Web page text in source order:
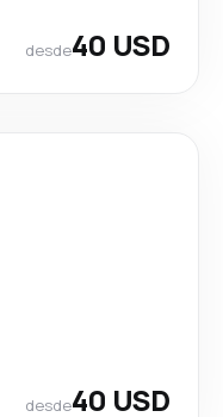
desde40 USD
desde40 USD